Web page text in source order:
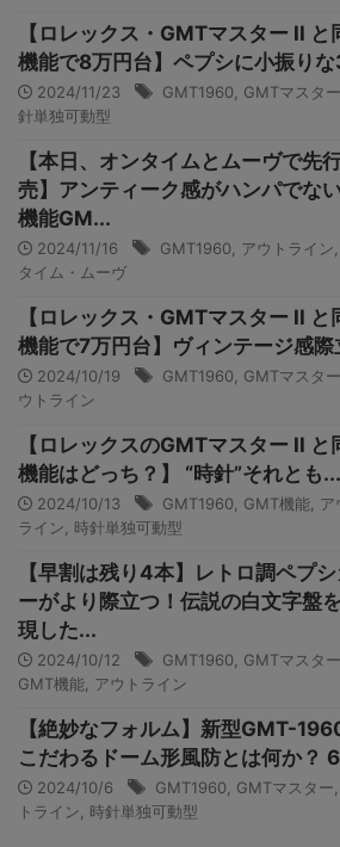
【ロレックス・GMTマスター II と
機能で8万円台】ペプシに小振り
2024/11/23 GMT1960 GMTマスタ
針単独可動型
【本日、オンタイムとムーヴで先
売】アンティーク感がハンパでな
機能GM...
2024/11/16 GMT1960 アウトライン
タイム・ムーヴ
【ロレックス・GMTマスター II と
機能で7万円台】ヴィンテージ感際
2024/10/19 GMT1960 GMTマスタ
ウトライン
【ロレックスのGMTマスター II と
機能はどっち？】 “時針”それとも...
2024/10/13 GMT1960 GMT機能 ア
ライン
時針単独可動型
【早割は残り4本】レトロ調ペプシ
ーがより際立つ！伝説の白文字盤
現した...
2024/10/12 GMT1960 GMTマスター
GMT機能 アウトライン
【絶妙なフォルム】新型GMT-
こだわるドーム形風防とは何か？
2024/10/6 GMT1960 GMTマスター
トライン
時針単独可動型